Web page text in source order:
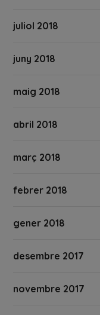
juliol 2018
juny 2018
maig 2018
abril 2018
març 2018
febrer 2018
gener 2018
desembre 2017
novembre 2017